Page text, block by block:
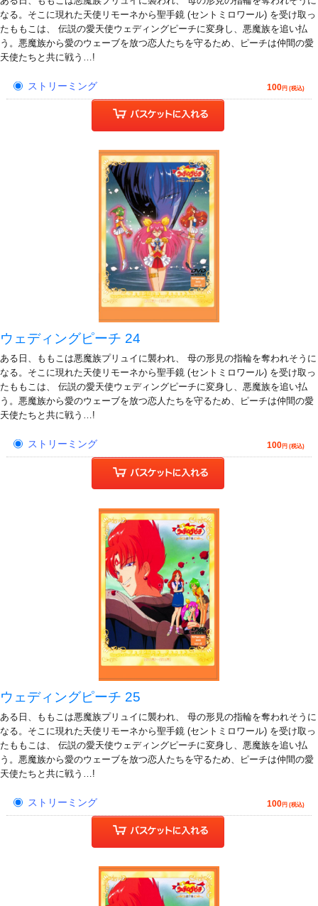
なる。そこに現れた天使リモーネから聖手鏡 (セントミロワール) を受け取っ
たももこは、 伝説の愛天使ウェディングピーチに変身し、悪魔族を追い払
う。悪魔族から愛のウェーブを放つ恋人たちを守るため、ピーチは仲間の愛
天使たちと共に戦う…!
ストリーミング 100円 (税込)
ウェディングピーチ 24
ある日、ももこは悪魔族プリュイに襲われ、 母の形見の指輪を奪われそうに
なる。そこに現れた天使リモーネから聖手鏡 (セントミロワール) を受け取っ
たももこは、 伝説の愛天使ウェディングピーチに変身し、悪魔族を追い払
う。悪魔族から愛のウェーブを放つ恋人たちを守るため、ピーチは仲間の愛
天使たちと共に戦う…!
ストリーミング 100円 (税込)
ウェディングピーチ 25
ある日、ももこは悪魔族プリュイに襲われ、 母の形見の指輪を奪われそうに
なる。そこに現れた天使リモーネから聖手鏡 (セントミロワール) を受け取っ
たももこは、 伝説の愛天使ウェディングピーチに変身し、悪魔族を追い払
う。悪魔族から愛のウェーブを放つ恋人たちを守るため、ピーチは仲間の愛
天使たちと共に戦う…!
ストリーミング 100円 (税込)